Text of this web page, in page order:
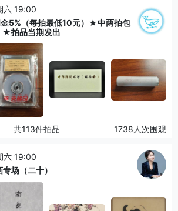
六 19:00
5%（每拍最低10元）★中两拍包
★拍品当期发出
共113件拍品 1738人次围观
六 19:00
场（二十）